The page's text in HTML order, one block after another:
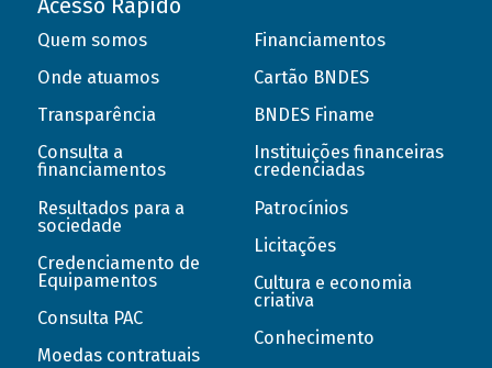
Acesso Rápido
Quem somos
Onde atuamos
Transparência
Consulta a
financiamentos
Resultados para a
sociedade
Credenciamento de
Equipamentos
Consulta PAC
Moedas contratuais
Financiamentos
Cartão BNDES
BNDES Finame
Instituições financeiras
credenciadas
Patrocínios
Licitações
Cultura e economia
criativa
Conhecimento